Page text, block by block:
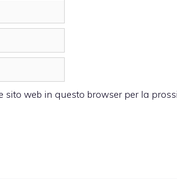
sito web in questo browser per la